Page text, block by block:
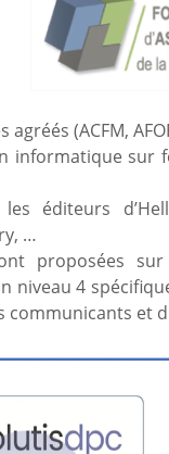
(ACFM,
informatique sur
éditeurs
…
proposées
niveau 4
communicants et